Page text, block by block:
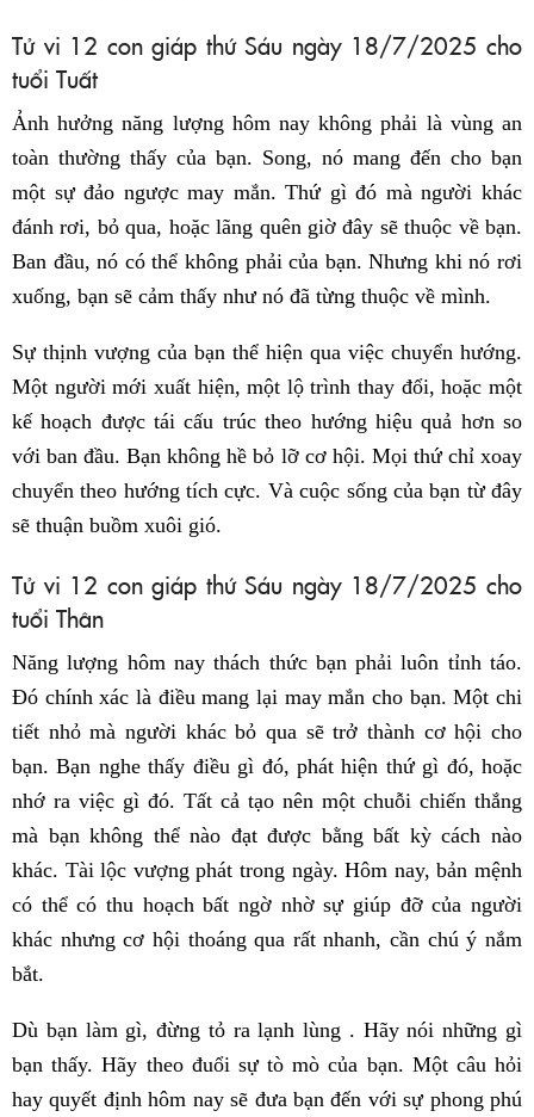
Tử vi 12 con giáp thứ Sáu ngày 18/7/2025 cho
tuổi Tuất
Ảnh hưởng năng lượng hôm nay không phải là vùng an
toàn thường thấy của bạn. Song, nó mang đến cho bạn
một sự đảo ngược may mắn. Thứ gì đó mà người khác
đánh rơi, bỏ qua, hoặc lãng quên giờ đây sẽ thuộc về bạn.
Ban đầu, nó có thể không phải của bạn. Nhưng khi nó rơi
xuống, bạn sẽ cảm thấy như nó đã từng thuộc về mình.
Sự thịnh vượng của bạn thể hiện qua việc chuyển hướng.
Một người mới xuất hiện, một lộ trình thay đổi, hoặc một
kế hoạch được tái cấu trúc theo hướng hiệu quả hơn so
với ban đầu. Bạn không hề bỏ lỡ cơ hội. Mọi thứ chỉ xoay
chuyển theo hướng tích cực. Và cuộc sống của bạn từ đây
sẽ thuận buồm xuôi gió.
Tử vi 12 con giáp thứ Sáu ngày 18/7/2025 cho
tuổi Thân
Năng lượng hôm nay thách thức bạn phải luôn tỉnh táo.
Đó chính xác là điều mang lại may mắn cho bạn. Một chi
tiết nhỏ mà người khác bỏ qua sẽ trở thành cơ hội cho
bạn. Bạn nghe thấy điều gì đó, phát hiện thứ gì đó, hoặc
nhớ ra việc gì đó. Tất cả tạo nên một chuỗi chiến thắng
mà bạn không thể nào đạt được bằng bất kỳ cách nào
khác. Tài lộc vượng phát trong ngày. Hôm nay, bản mệnh
có thể có thu hoạch bất ngờ nhờ sự giúp đỡ của người
khác nhưng cơ hội thoáng qua rất nhanh, cần chú ý nắm
bắt.
Dù bạn làm gì, đừng tỏ ra lạnh lùng . Hãy nói những gì
bạn thấy. Hãy theo đuổi sự tò mò của bạn. Một câu hỏi
hay quyết định hôm nay sẽ đưa bạn đến với sự phong phú